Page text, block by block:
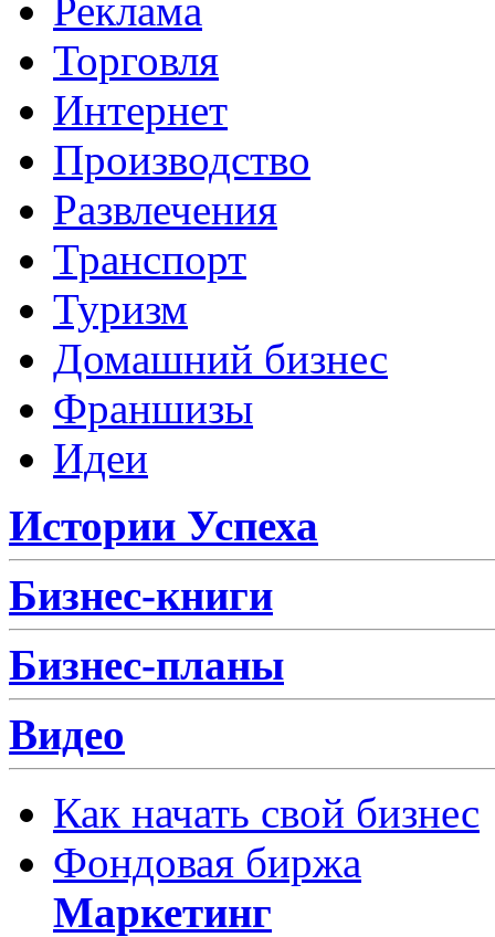
Реклама
Торговля
Интернет
Производство
Развлечения
Транспорт
Туризм
Домашний бизнес
Франшизы
Идеи
Истории Успеха
Бизнес-книги
Бизнес-планы
Видео
Как начать свой бизнес
Фондовая биржа
Маркетинг